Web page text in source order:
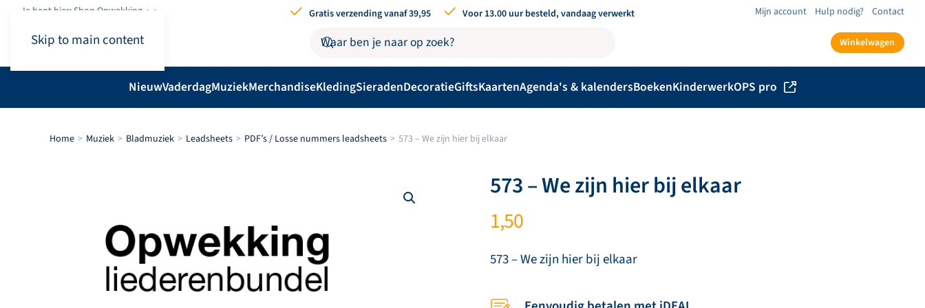
Skip to main content
Je bent hier: Shop.Opwekking Gratis verzending vanaf 39,95 Voor 13.00 uur besteld, vandaag verwerkt Mijn account Hulp nodig? Contact
Winkelwagen
NieuwVaderdagMuziekMerchandiseKledingSieradenDecoratieGiftsKaartenAgenda's & kalendersBoekenKinderwerkOPS pro
Home Muziek Bladmuziek Leadsheets PDF’s / Losse nummers leadsheets 573 – We zijn hier bij elkaar
573 – We zijn hier bij elkaar
1,50
573 – We zijn hier bij elkaar